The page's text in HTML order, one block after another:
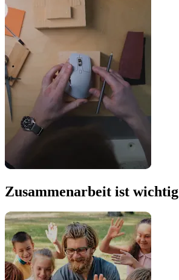
Zusammenarbeit ist wichtig